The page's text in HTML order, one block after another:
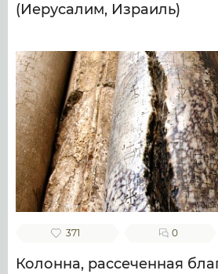
(Иерусалим, Израиль)
371 0
Колонна, рассеченная